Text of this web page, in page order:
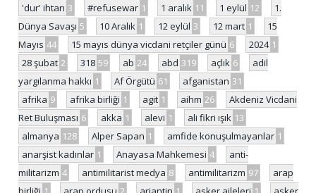
'dur' ihtarı 3 #refusewar 1 1 aralık 11 1 eylül 12
1.
Dünya Savaşı 5 10 Aralık 1 12 eylül 3 12 mart 1
15
Mayıs 44 15 mayıs dünya vicdani retçiler günü 6 2024 1
28 şubat 2 318 59 ab 24 abd 319 açlık 6
adil
yargılanma hakkı 1 Af Örgütü 61 afganistan 31
afrika 9 afrika birliği 1 agit 1 aihm 26
Akdeniz Vicdani
Ret Buluşması 6 akka 1 alevi 1 ali fikri ışık 13
almanya 128 Alper Sapan 1 amfide konuşulmayanlar 1
anarşist kadınlar 1 Anayasa Mahkemesi 4
anti-
militarizm 4 antimilitarist medya 8 antimilitarizm 97
arap